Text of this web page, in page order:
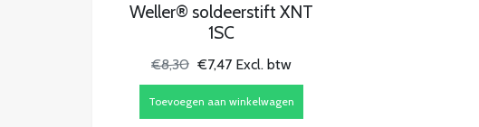
Weller® soldeerstift XNT
1SC
€8,30 €7,47 Excl. btw
Toevoegen aan winkelwagen